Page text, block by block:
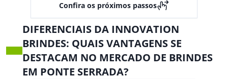
Confira os próximos passos
DIFERENCIAIS DA INNOVATION
BRINDES: QUAIS VANTAGENS SE
DESTACAM NO MERCADO DE BRINDES
EM PONTE SERRADA?